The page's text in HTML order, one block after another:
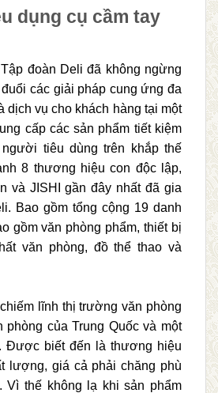
dụng cụ cầm tay
đoàn Deli đã không ngừng
các giải pháp cung ứng đa
dịch vụ cho khách hàng tại một
cấp các sản phẩm tiết kiệm
tiêu dùng trên khắp thế
8 thương hiệu con độc lập,
và JISHI gần đây nhất đã gia
Bao gồm tổng cộng 19 danh
gồm văn phòng phẩm, thiết bị
văn phòng, đồ thể thao và
lĩnh thị trường văn phòng
phòng của Trung Quốc và một
Được biết đến là thương hiệu
lượng, giá cả phải chăng phù
Vì thế không lạ khi sản phẩm